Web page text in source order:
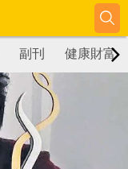
副刊 健康財富